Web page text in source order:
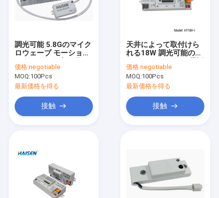
調光可能 5.8Gのマイク
ロウェーブ モーション
の検出
価格:negotiable
MOQ:100Pcs
最新価格を得る
接触
天井によって取付けら
れる18W 調光可能のモ
をかけるコード平らな
アンテナ
価格:negotiable
MOQ:100Pcs
最新価格を得る
接触